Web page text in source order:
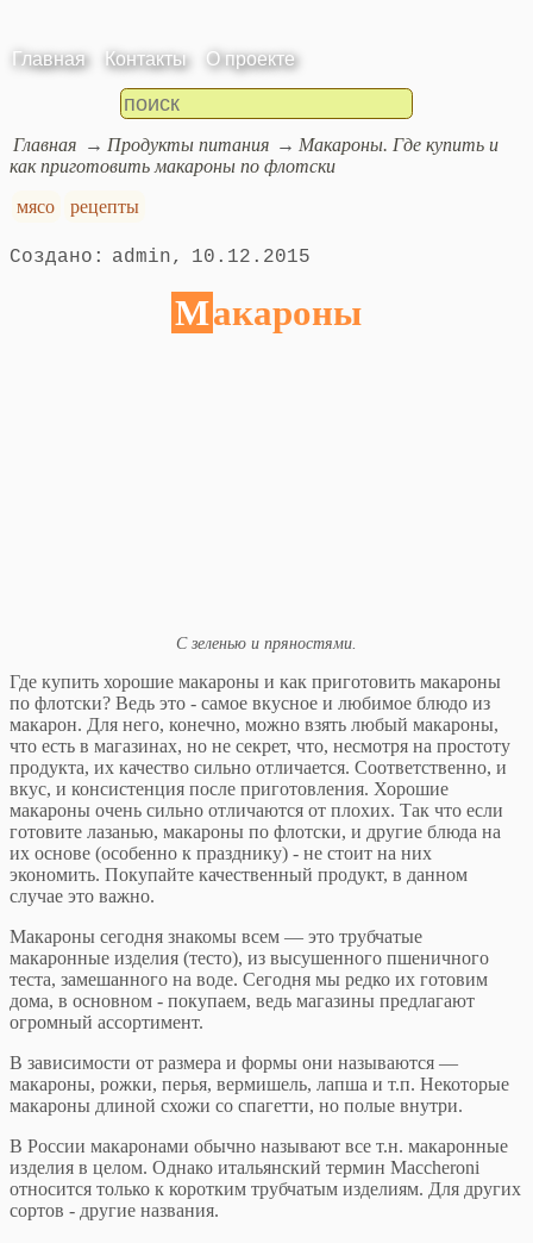
Главная Контакты О проекте
Главная Продукты питания
Макароны. Где купить и
как приготовить макароны по флотски
мясо
рецепты
admin 10.12.2015
Макароны
С зеленью и пряностями.
Где купить хорошие макароны и как приготовить макароны
по флотски? Ведь это - самое вкусное и любимое блюдо из
макарон. Для него, конечно, можно взять любый макароны,
что есть в магазинах, но не секрет, что, несмотря на простоту
продукта, их качество сильно отличается. Соответственно, и
вкус, и консистенция после приготовления. Хорошие
макароны очень сильно отличаются от плохих. Так что если
готовите лазанью, макароны по флотски, и другие блюда на
их основе (особенно к празднику) - не стоит на них
экономить. Покупайте качественный продукт, в данном
случае это важно.
Макароны сегодня знакомы всем — это трубчатые
макаронные изделия (тесто), из высушенного пшеничного
теста, замешанного на воде. Сегодня мы редко их готовим
дома, в основном - покупаем, ведь магазины предлагают
огромный ассортимент.
В зависимости от размера и формы они называются —
макароны, рожки, перья, вермишель, лапша и т.п. Некоторые
макароны длиной схожи со спагетти, но полые внутри.
В России макаронами обычно называют все т.н. макаронные
изделия в целом. Однако итальянский термин Maccheroni
относится только к коротким трубчатым изделиям. Для других
сортов - другие названия.